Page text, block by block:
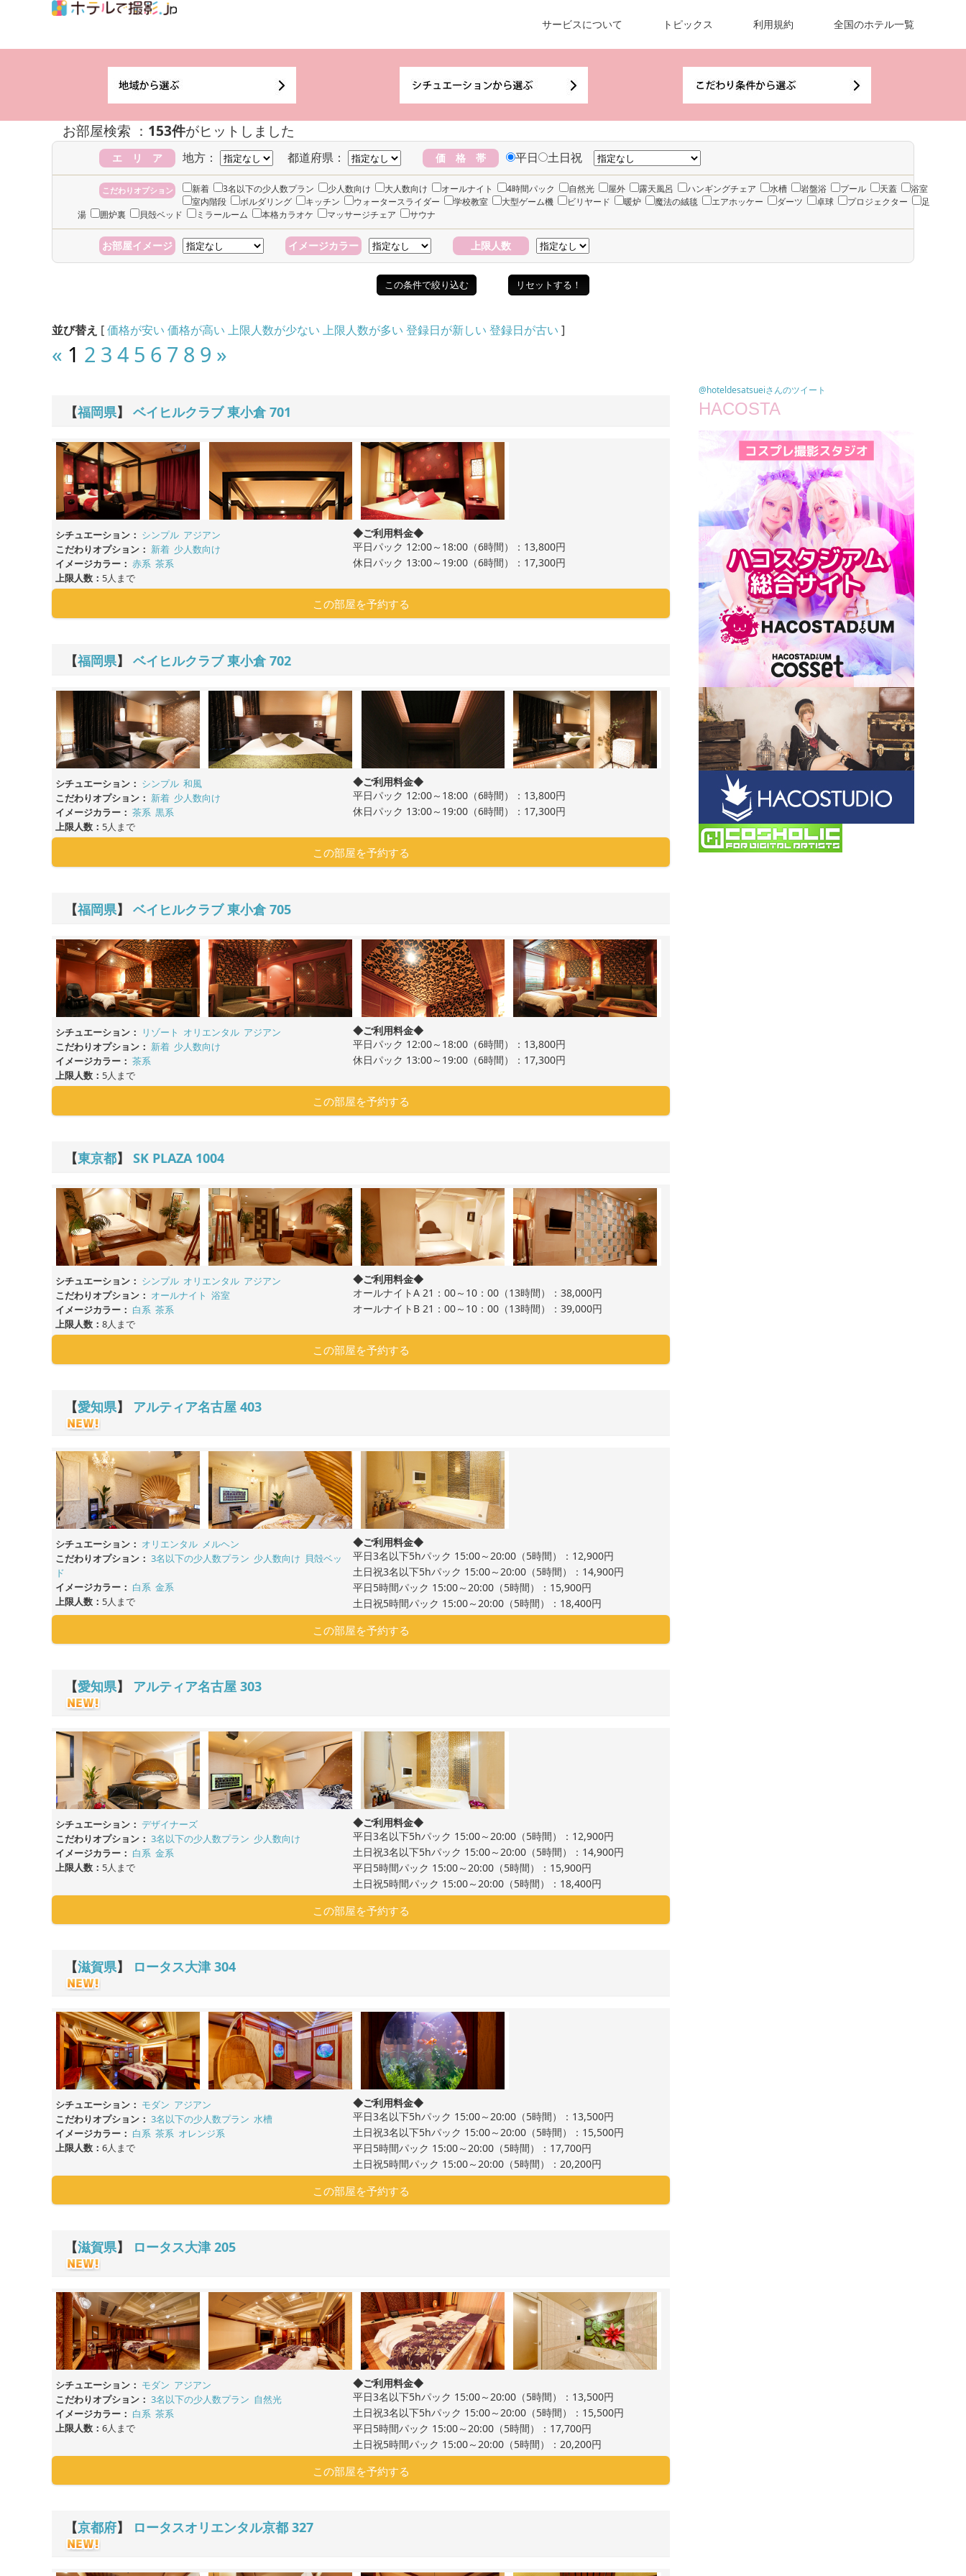
サービスについて トピックス 利用規約 全国のホテル一覧
お部屋検索 ： 153件がヒットしました
エ リ ア 地方： 都道府県： 価 格 帯 平日 土日祝
こだわりオプション 新着 3名以下の少人数プラン 少人数向け 大人数向け オールナイト 4時間パック 自然光 屋外 露天風呂 ハンギングチェア 水槽 岩盤浴 プール 天蓋
浴室
室内階段
ボルダリング キッチン ウォータースライダー 学校教室 大型ゲーム機 ビリヤード 暖炉 魔法の絨毯 エアホッケー ダーツ 卓球 プロジェクター
足
湯
囲炉裏 貝殻ベッド ミラールーム 本格カラオケ マッサージチェア サウナ
お部屋イメージ イメージカラー 上限人数
並び替え [価格が安い 価格が高い 上限人数が少ない 上限人数が多い 登録日が新しい 登録日が古い ]
« 1 2 3 4 5 6 7 8 9 »
【福岡県】 ベイヒルクラブ 東小倉 701
シチュエーション： シンプル アジアン
こだわりオプション： 新着 少人数向け
イメージカラー： 赤系 茶系
上限人数： 5人まで
◆ご利用料金◆
平日パック 12:00～18:00（6時間）：13,800円
休日パック 13:00～19:00（6時間）：17,300円
この部屋を予約する
【福岡県】 ベイヒルクラブ 東小倉 702
シチュエーション： シンプル 和風
こだわりオプション： 新着 少人数向け
イメージカラー： 茶系 黒系
上限人数： 5人まで
◆ご利用料金◆
平日パック 12:00～18:00（6時間）：13,800円
休日パック 13:00～19:00（6時間）：17,300円
この部屋を予約する
【福岡県】 ベイヒルクラブ 東小倉 705
シチュエーション： リゾート オリエンタル アジアン
こだわりオプション： 新着 少人数向け
イメージカラー： 茶系
上限人数： 5人まで
◆ご利用料金◆
平日パック 12:00～18:00（6時間）：13,800円
休日パック 13:00～19:00（6時間）：17,300円
この部屋を予約する
【東京都】 SK PLAZA 1004
シチュエーション： シンプル オリエンタル アジアン
こだわりオプション： オールナイト 浴室
イメージカラー： 白系 茶系
上限人数： 8人まで
◆ご利用料金◆
オールナイトA 21：00～10：00（13時間）：38,000円
オールナイトB 21：00～10：00（13時間）：39,000円
この部屋を予約する
【愛知県】 アルティア名古屋 403
シチュエーション： オリエンタル メルヘン
こだわりオプション： 3名以下の少人数プラン 少人数向け 貝殻ベッ
ド
イメージカラー： 白系 金系
上限人数： 5人まで
◆ご利用料金◆
平日3名以下5hパック 15:00～20:00（5時間）：12,900円
土日祝3名以下5hパック 15:00～20:00（5時間）：14,900円
平日5時間パック 15:00～20:00（5時間）：15,900円
土日祝5時間パック 15:00～20:00（5時間）：18,400円
この部屋を予約する
【愛知県】 アルティア名古屋 303
シチュエーション： デザイナーズ
こだわりオプション： 3名以下の少人数プラン 少人数向け
イメージカラー： 白系 金系
上限人数： 5人まで
◆ご利用料金◆
平日3名以下5hパック 15:00～20:00（5時間）：12,900円
土日祝3名以下5hパック 15:00～20:00（5時間）：14,900円
平日5時間パック 15:00～20:00（5時間）：15,900円
土日祝5時間パック 15:00～20:00（5時間）：18,400円
この部屋を予約する
【滋賀県】 ロータス大津 304
シチュエーション： モダン アジアン
こだわりオプション： 3名以下の少人数プラン 水槽
イメージカラー： 白系 茶系 オレンジ系
上限人数： 6人まで
◆ご利用料金◆
平日3名以下5hパック 15:00～20:00（5時間）：13,500円
土日祝3名以下5hパック 15:00～20:00（5時間）：15,500円
平日5時間パック 15:00～20:00（5時間）：17,700円
土日祝5時間パック 15:00～20:00（5時間）：20,200円
この部屋を予約する
【滋賀県】 ロータス大津 205
シチュエーション： モダン アジアン
こだわりオプション： 3名以下の少人数プラン 自然光
イメージカラー： 白系 茶系
上限人数： 6人まで
◆ご利用料金◆
平日3名以下5hパック 15:00～20:00（5時間）：13,500円
土日祝3名以下5hパック 15:00～20:00（5時間）：15,500円
平日5時間パック 15:00～20:00（5時間）：17,700円
土日祝5時間パック 15:00～20:00（5時間）：20,200円
この部屋を予約する
【京都府】 ロータスオリエンタル京都 327
@hoteldesatsueiさんのツイート
HACOSTA